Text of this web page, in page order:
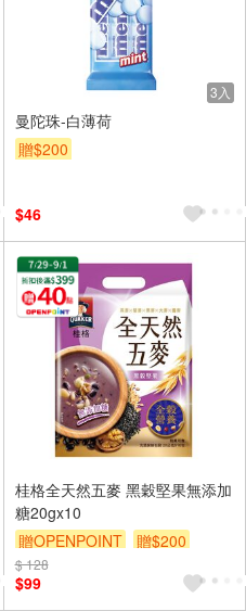
3入
曼陀珠-白薄荷
贈$200
$46
桂格全天然五麥 黑穀堅果無添加
糖20gx10
贈OPENPOINT
贈$200
$ 128
$99